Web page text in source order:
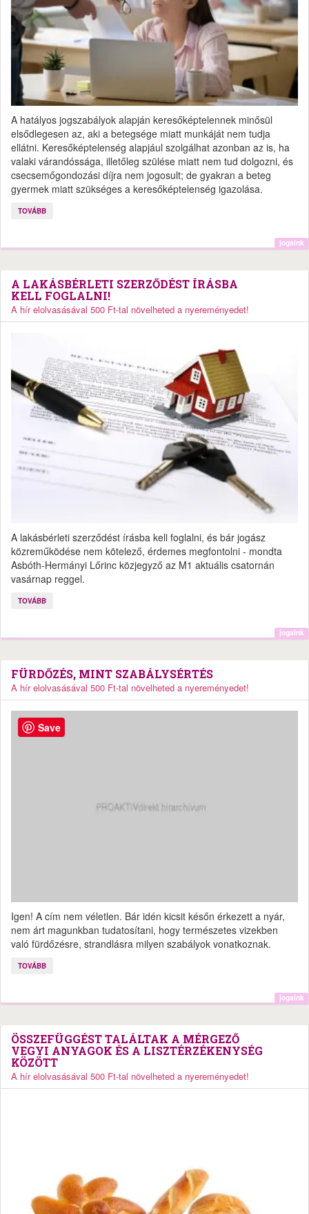
A hatályos jogszabályok alapján keresőképtelennek minősül
elsődlegesen az, aki a betegsége miatt munkáját nem tudja
ellátni. Keresőképtelenség alapjául szolgálhat azonban az is, ha
valaki várandóssága, illetőleg szülése miatt nem tud dolgozni, és
csecsemőgondozási díjra nem jogosult; de gyakran a beteg
gyermek miatt szükséges a keresőképtelenség igazolása.
TOVÁBB
jogaink
A LAKÁSBÉRLETI SZERZŐDÉST ÍRÁSBA
KELL FOGLALNI!
A hír elolvasásával 500 Ft-tal növelheted a nyereményedet!
A lakásbérleti szerződést írásba kell foglalni, és bár jogász
közreműködése nem kötelező, érdemes megfontolni - mondta
Asbóth-Hermányi Lőrinc közjegyző az M1 aktuális csatornán
vasárnap reggel.
TOVÁBB
jogaink
FÜRDŐZÉS, MINT SZABÁLYSÉRTÉS
A hír elolvasásával 500 Ft-tal növelheted a nyereményedet!
Igen! A cím nem véletlen. Bár idén kicsit későn érkezett a nyár,
nem árt magunkban tudatosítani, hogy természetes vizekben
való fürdőzésre, strandlásra milyen szabályok vonatkoznak.
TOVÁBB
jogaink
ÖSSZEFÜGGÉST TALÁLTAK A MÉRGEZŐ
VEGYI ANYAGOK ÉS A LISZTÉRZÉKENYSÉG
KÖZÖTT
A hír elolvasásával 500 Ft-tal növelheted a nyereményedet!
Save